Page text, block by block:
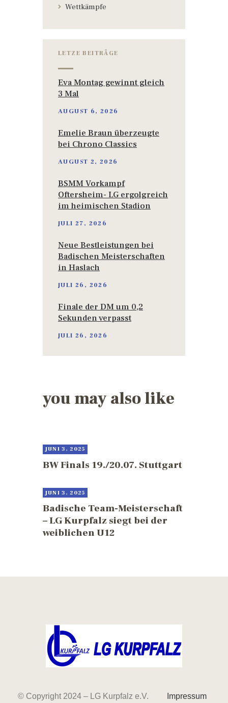
Wettkämpfe
LETZE BEITRÄGE
Eva Montag gewinnt gleich
3 Mal
AUGUST 6, 2026
Emelie Braun überzeugte
bei Chrono Classics
AUGUST 2, 2026
BSMM Vorkampf
Oftersheim- LG ergolgreich
im heimischen Stadion
JULI 27, 2026
Neue Bestleistungen bei
Badischen Meisterschaften
in Haslach
JULI 26, 2026
Finale der DM um 0,2
Sekunden verpasst
JULI 26, 2026
you may also like
JUNI 3, 2025
BW Finals 19./20.07. Stuttgart
JUNI 3, 2025
Badische Team-Meisterschaft
– LG Kurpfalz siegt bei der
weiblichen U12
© Copyright 2024 – LG Kurpfalz e.V. Impressum